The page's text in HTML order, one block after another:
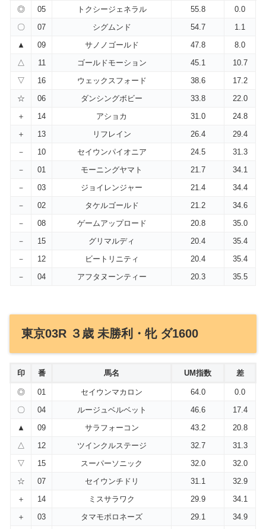
◎ 05 トクシージェネラル 55.8
0.0
〇
07 シグムンド 54.7
1.1
▲
09 サノノゴールド 47.8
8.0
△
11 ゴールドモーション 45.1
10.7
▽
16 ウェックスフォード 38.6
17.2
☆
06 ダンシングボビー 33.8
22.0
＋
14 アショカ 31.0
24.8
＋
13 リフレイン 26.4
29.4
－
10 セイウンパイオニア 24.5
31.3
－
01 モーニングヤマト 21.7
34.1
－
03 ジョイレンジャー 21.4
34.4
－
02 タケルゴールド 21.2
34.6
－
08 ゲームアップロード 20.8
35.0
－
15 グリマルディ 20.4
35.4
－
12 ビートリニティ 20.4
35.4
－
04 アフタヌーンティー 20.3 35.5
東京03R ３歳 未勝利・牝 ダ1600
印 番 馬名 UM指数 差
◎ 01 セイウンマカロン 64.0
0.0
〇
04 ルージュベルベット 46.6
17.4
▲
09 サラフォーコン 43.2
20.8
△
12 ツインクルステージ 32.7
31.3
▽
15 スーパーソニック 32.0
32.0
☆
07 セイウンチドリ 31.1
32.9
＋
14 ミスサラワク 29.9
34.1
＋
03 タマモポロネーズ 29.1 34.9